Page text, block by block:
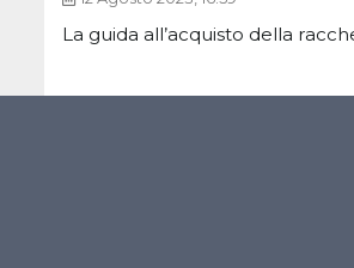
La guida all’acquisto della